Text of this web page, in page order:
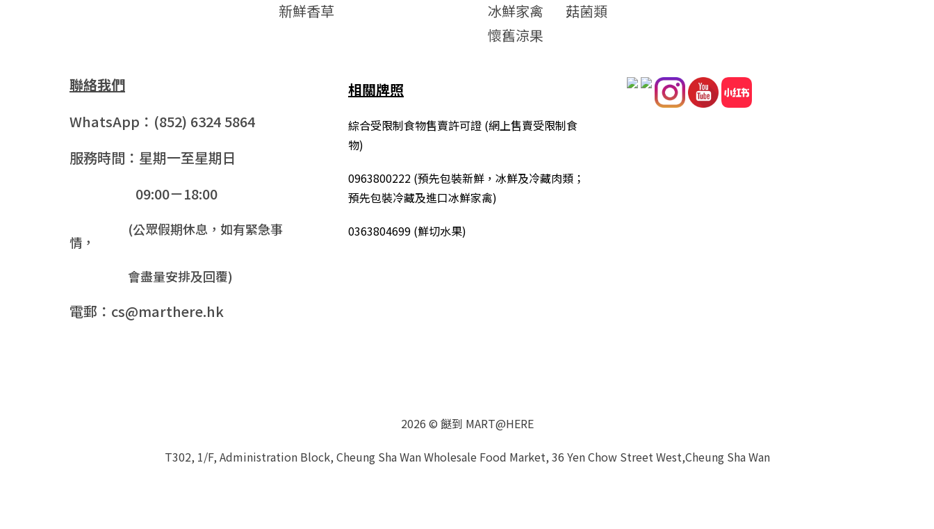
新鮮香草
冰鮮家禽
菇菌類
懷舊涼果
聯絡我們
WhatsApp：(852) 6324 5864
服務時間：星期一至星期日
09:00－18:00
(公眾假期休息，如有緊急事
情，
會盡量安排及回覆)
電郵：cs@marthere.hk
相關牌照
綜合受限制食物售賣許可證 (網上售賣受限制食
物)
0963800222 (預先包裝新鮮，冰鮮及冷藏肉類；
預先包裝冷藏及進口冰鮮家禽)
0363804699 (鮮切水果)
2026 © 餸到 MART@HERE
T302, 1/F, Administration Block, Cheung Sha Wan Wholesale Food Market, 36 Yen Chow Street West,Cheung Sha Wan